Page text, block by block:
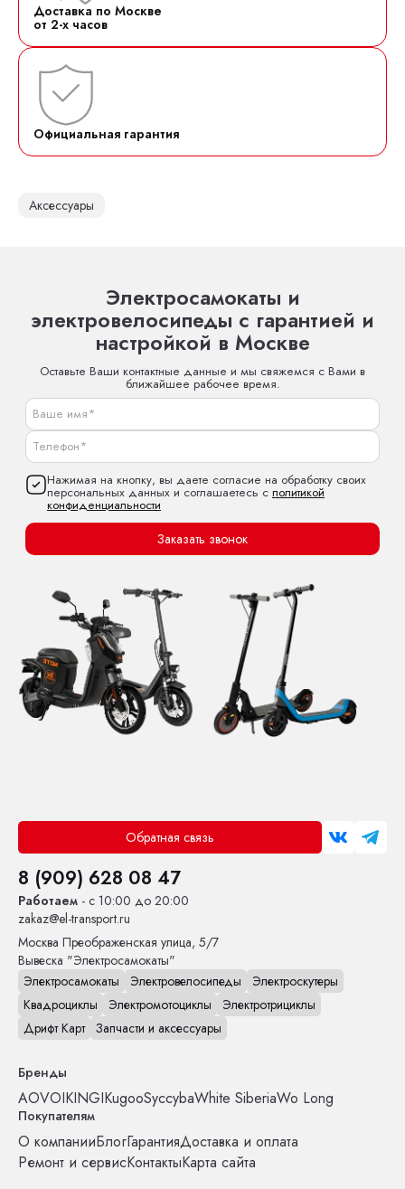
Доставка по Москве
от 2-х часов
Официальная гарантия
Аксессуары
Электросамокаты и
электровелосипеды с гарантией и
настройкой в Москве
Оставьте Ваши контактные данные и мы свяжемся с Вами в
ближайшее рабочее время.
Нажимая на кнопку, вы даете согласие на обработку своих
персональных данных и соглашаетесь с политикой
конфиденциальности
Заказать звонок
Обратная связь
8 (909) 628 08 47
Работаем - с 10:00 до 20:00
zakaz@el-transport.ru
Москва Преображенская улица, 5/7
Вывеска "Электросамокаты"
Электросамокаты
Электровелосипеды
Электроскутеры
Квадроциклы
Электромотоциклы
Электротрициклы
Дрифт Карт Запчасти и аксессуары
Бренды
AOVOIKINGIKugooSyccybaWhite SiberiaWo Long
Покупателям
О компанииБлогГарантияДоставка и оплата
Ремонт и сервисКонтактыКарта сайта